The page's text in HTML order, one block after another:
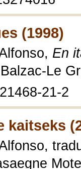
(1998)
En
Le
21-2
kaitseks